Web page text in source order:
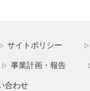
サイトポリシー ▷
▷ 事業計画・報告
合わせ